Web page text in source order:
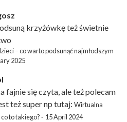
krzyżówkęteż świetnie
– co warto podsunąć najmłodszym
2025
fajnie się czyta, ale też polecam
też super np tutaj: Wirtualna
to takiego? · 15 April 2024